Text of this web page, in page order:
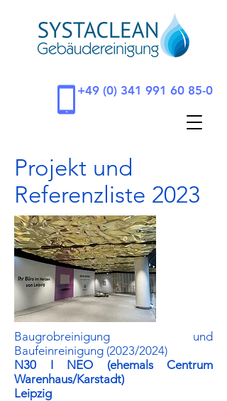
+49 (0) 341 991 60 85-0
Projekt und
Referenzliste 2023
Baugrobreinigung und
Baufeinreinigung (2023/2024)
N30 I NEO (ehemals Centrum
Warenhaus/Karstadt)
Leipzig